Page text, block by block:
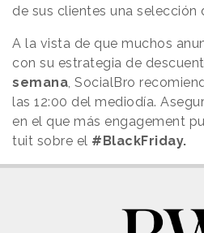
de sus clientes una selección
A la vista de que muchos
con su estrategia de
semana , SocialBro
las 12:00 del mediodía.
en el que más engagement
tuit sobre el #BlackFriday.